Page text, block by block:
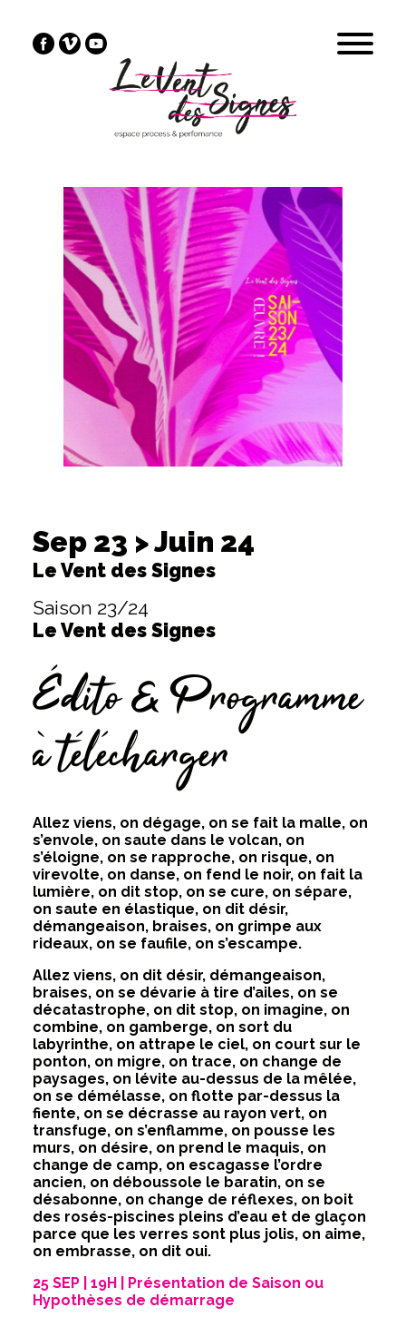
Sep 23 > Juin 24
Le Vent des Signes
Saison 23/24
Le Vent des Signes
Édito & Programme
à télécharger
Allez viens, on dégage, on se fait la malle, on
s’envole, on saute dans le volcan, on
s’éloigne, on se rapproche, on risque, on
virevolte, on danse, on fend le noir, on fait la
lumière, on dit stop, on se cure, on sépare,
on saute en élastique, on dit désir,
démangeaison, braises, on grimpe aux
rideaux, on se faufile, on s’escampe.
Allez viens, on dit désir, démangeaison,
braises, on se dévarie à tire d’ailes, on se
décatastrophe, on dit stop, on imagine, on
combine, on gamberge, on sort du
labyrinthe, on attrape le ciel, on court sur le
ponton, on migre, on trace, on change de
paysages, on lévite au-dessus de la mêlée,
on se démélasse, on flotte par-dessus la
fiente, on se décrasse au rayon vert, on
transfuge, on s’enflamme, on pousse les
murs, on désire, on prend le maquis, on
change de camp, on escagasse l’ordre
ancien, on déboussole le baratin, on se
désabonne, on change de réflexes, on boit
des rosés-piscines pleins d’eau et de glaçon
parce que les verres sont plus jolis, on aime,
on embrasse, on dit oui.
25 SEP | 19H | Présentation de Saison ou
Hypothèses de démarrage